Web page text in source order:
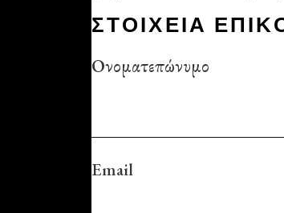
ΣΤΟΙΧΕΙΑ
Ονοματεπώνυμο
Email